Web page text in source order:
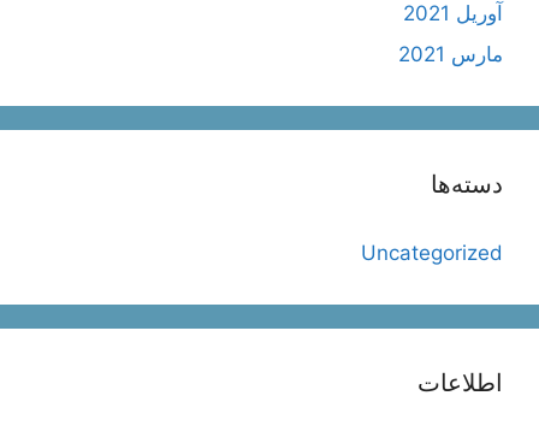
آوریل 2021
مارس 2021
دسته‌ها
Uncategorized
اطلاعات